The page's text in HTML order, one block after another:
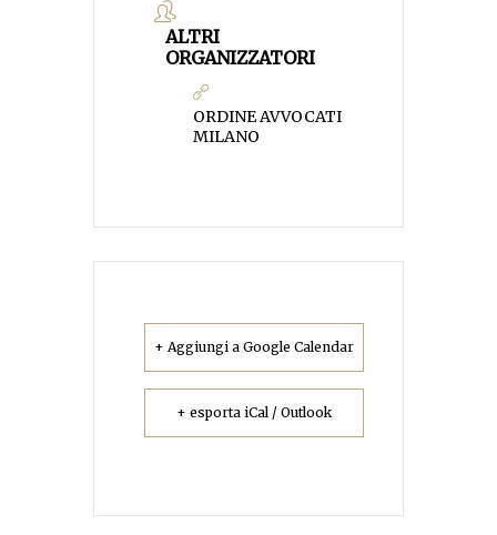
ALTRI
ORGANIZZATORI
ORDINE AVVOCATI
MILANO
+ Aggiungi a Google Calendar
+ esporta iCal / Outlook